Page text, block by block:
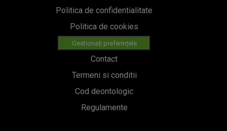
Politica de confidentialitate
Politica de cookies
Gestionați preferințele
Contact
Termeni si conditii
Cod deontologic
Regulamente